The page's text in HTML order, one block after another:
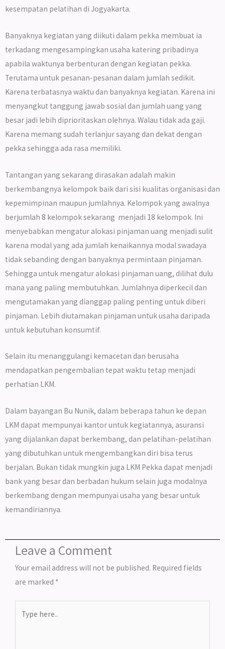
kesempatan pelatihan di Jogyakarta.
Banyaknya kegiatan yang diikuti dalam pekka membuat ia
terkadang mengesampingkan usaha katering pribadinya
apabila waktunya berbenturan dengan kegiatan pekka.
Terutama untuk pesanan-pesanan dalam jumlah sedikit.
Karena terbatasnya waktu dan banyaknya kegiatan. Karena ini
menyangkut tanggung jawab sosial dan jumlah uang yang
besar jadi lebih diprioritaskan olehnya. Walau tidak ada gaji.
Karena memang sudah terlanjur sayang dan dekat dengan
pekka sehingga ada rasa memiliki.
Tantangan yang sekarang dirasakan adalah makin
berkembangnya kelompok baik dari sisi kualitas organisasi dan
kepemimpinan maupun jumlahnya. Kelompok yang awalnya
berjumlah 8 kelompok sekarang menjadi 18 kelompok. Ini
menyebabkan mengatur alokasi pinjaman uang menjadi sulit
karena modal yang ada jumlah kenaikannya modal swadaya
tidak sebanding dengan banyaknya permintaan pinjaman.
Sehingga untuk mengatur alokasi pinjaman uang, dilihat dulu
mana yang paling membutuhkan. Jumlahnya diperkecil dan
mengutamakan yang dianggap paling penting untuk diberi
pinjaman. Lebih diutamakan pinjaman untuk usaha daripada
untuk kebutuhan konsumtif.
Selain itu menanggulangi kemacetan dan berusaha
mendapatkan pengembalian tepat waktu tetap menjadi
perhatian LKM.
Dalam bayangan Bu Nunik, dalam beberapa tahun ke depan
LKM dapat mempunyai kantor untuk kegiatannya, asuransi
yang dijalankan dapat berkembang, dan pelatihan-pelatihan
yang dibutuhkan untuk mengembangkan diri bisa terus
berjalan. Bukan tidak mungkin juga LKM Pekka dapat menjadi
bank yang besar dan berbadan hukum selain juga modalnya
berkembang dengan mempunyai usaha yang besar untuk
kemandiriannya.
Leave a Comment
Your email address will not be published. Required fields
are marked *
here..